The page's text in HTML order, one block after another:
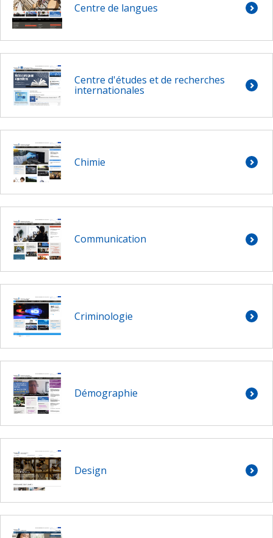
Centre de langues
Centre d'études et de recherches
internationales
Chimie
Communication
Criminologie
Démographie
Design